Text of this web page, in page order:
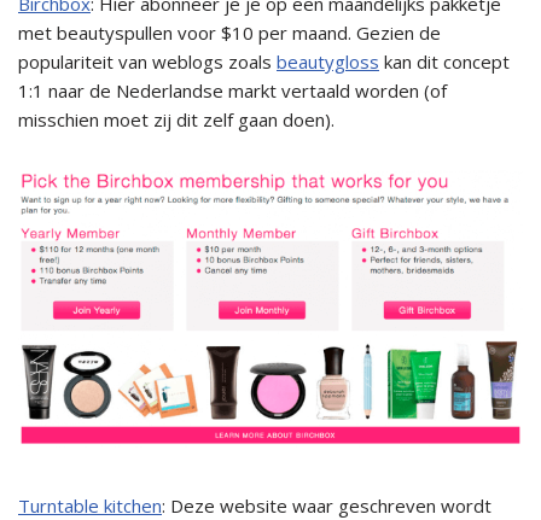
met beautyspullen voor $10 per maand. Gezien de
populariteit van weblogs zoals beautygloss kan dit concept
1:1 naar de Nederlandse markt vertaald worden (of
misschien moet zij dit zelf gaan doen).
Turntable kitchen: Deze website waar geschreven wordt